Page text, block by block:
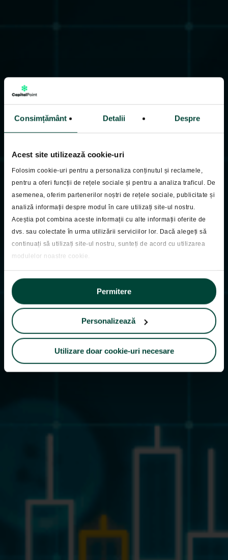
Consimțământ Detalii Despre
Acest site utilizează cookie-uri
Folosim cookie-uri pentru a personaliza conținutul și reclamele,
pentru a oferi funcții de rețele sociale și pentru a analiza traficul. De
asemenea, oferim partenerilor noștri de rețele sociale, publicitate și
analiză informații despre modul în care utilizați site-ul nostru.
Aceștia pot combina aceste informații cu alte informații oferite de
dvs. sau colectate în urma utilizării serviciilor lor. Dacă alegeți să
continuați să utilizați site-ul nostru, sunteți de acord cu utilizarea
modulelor noastre cookie.
Permitere
Personalizează
Utilizare doar cookie-uri necesare
Pastila Financiara
Pastila Financiara
31.03.2025